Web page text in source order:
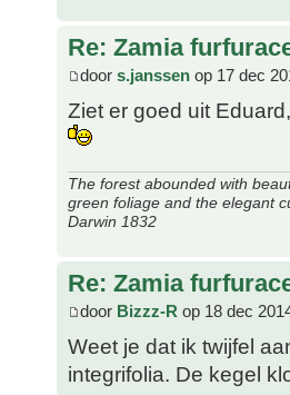
Re: Zamia
door s.janssen op 17 dec
Ziet er goed uit
The forest abounded with
green foliage and the elegant
Darwin 1832
Re: Zamia
door Bizzz-R op 18 dec
Weet je dat ik twijfel
integrifolia. De kegel